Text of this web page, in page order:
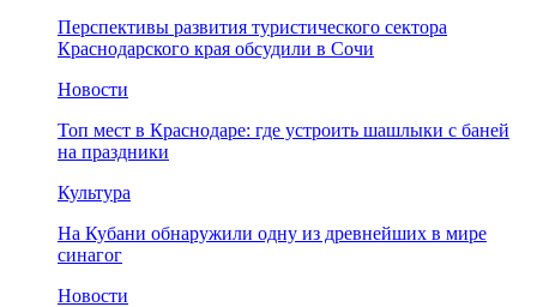
Перспективы развития туристического сектора
Краснодарского края обсудили в Сочи
Новости
Топ мест в Краснодаре: где устроить шашлыки с баней
на праздники
Культура
На Кубани обнаружили одну из древнейших в мире
синагог
Новости